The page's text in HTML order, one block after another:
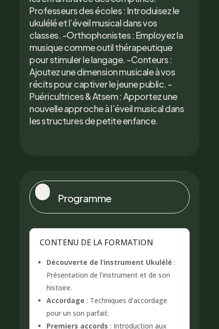
Professeurs des écoles : Introduisez le
ukulélé et l’éveil musical dans vos
classes. -Orthophonistes : Employez la
musique comme outil thérapeutique
pour stimuler le langage. -Conteurs :
Ajoutez une dimension musicale à vos
récits pour captiver le jeune public. -
Puéricultrices & Atsem : Apportez une
nouvelle approche à l’éveil musical dans
les structures de petite enfance.
Programme
CONTENU DE LA FORMATION
Découverte de l’instrument Ukulélé :
Présentation de l’instrument et de son
histoire.
Accordage : Techniques d’accordage
pour un son parfait.
Premiers accords : Introduction aux